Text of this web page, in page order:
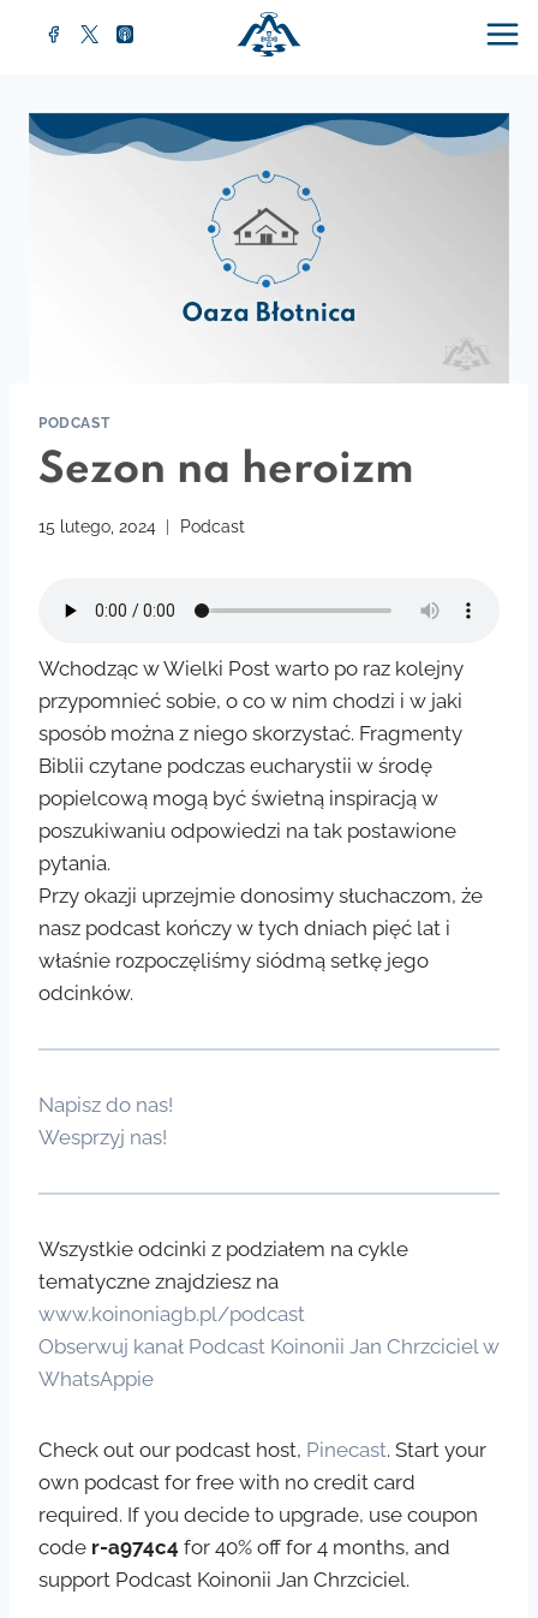
PODCAST
Sezon na heroizm
15 lutego, 2024 Podcast
Wchodząc w Wielki Post warto po raz kolejny
przypomnieć sobie, o co w nim chodzi i w jaki
sposób można z niego skorzystać. Fragmenty
Biblii czytane podczas eucharystii w środę
popielcową mogą być świetną inspiracją w
poszukiwaniu odpowiedzi na tak postawione
pytania.
Przy okazji uprzejmie donosimy słuchaczom, że
nasz podcast kończy w tych dniach pięć lat i
właśnie rozpoczęliśmy siódmą setkę jego
odcinków.
Napisz do nas!
Wesprzyj nas!
Wszystkie odcinki z podziałem na cykle
tematyczne znajdziesz na
www.koinoniagb.pl/podcast
Obserwuj kanał Podcast Koinonii Jan Chrzciciel w
WhatsAppie
Check out our podcast host, Pinecast. Start your
own podcast for free with no credit card
required. If you decide to upgrade, use coupon
code r-a974c4 for 40% off for 4 months, and
support Podcast Koinonii Jan Chrzciciel.